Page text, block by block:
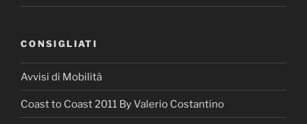
CONSIGLIATI
Avvisi di Mobilità
Coast to Coast 2011 By Valerio Costantino